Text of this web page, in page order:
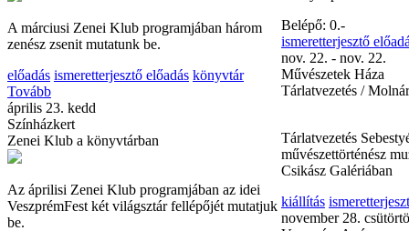
A márciusi Zenei Klub programjában három
zenész zsenit mutatunk be.
előadás ismeretterjesztő előadás könyvtár
Tovább
április 23. kedd
Színházkert
Zenei Klub a könyvtárban
Az áprilisi Zenei Klub programjában az idei
VeszprémFest két világsztár fellépőjét mutatjuk
be.
Veszprém Agóra
Mindentudó Ház
Hogyan
Belépő: 0.-
ismeretterjesztő
nov. 22. - nov. 22.
Tárlatvezetés /